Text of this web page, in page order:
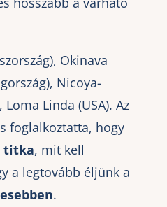
Okinava
Nicoya-
Linda (USA). Az
foglalkoztatta, hogy
titka, mit kell
a legtovább éljünk a
.